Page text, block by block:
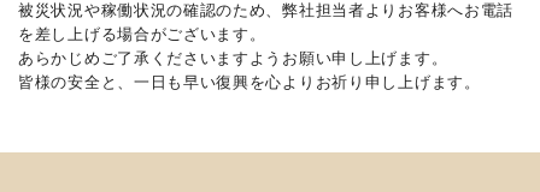
被災状況や稼働状況の確認のため、弊社担当者よりお客様へお電話
を差し上げる場合がございます。
あらかじめご了承くださいますようお願い申し上げます。
皆様の安全と、一日も早い復興を心よりお祈り申し上げます。